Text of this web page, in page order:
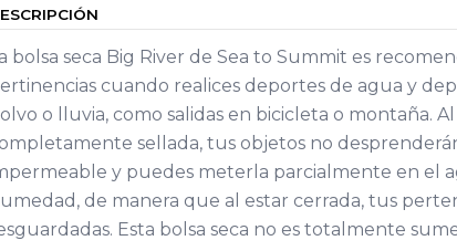
bolsa seca Big River de Sea to Summit es
cuando realices deportes de agua y
o lluvia, como salidas en bicicleta o montaña.
sellada, tus objetos no
y puedes meterla parcialmente en el
de manera que al estar cerrada, tus
Esta bolsa seca no es totalmente